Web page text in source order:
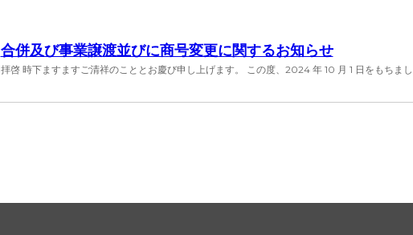
合併及び事業譲渡並びに商号変更に関するお知らせ
拝啓 時下ますますご清祥のこととお慶び申し上げます。 この度、2024 年 10 月 1 日をもちま